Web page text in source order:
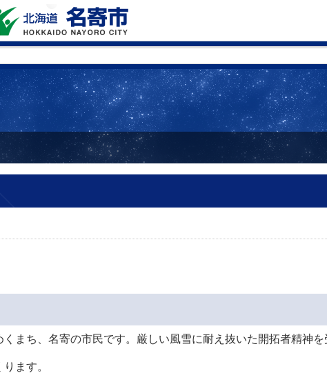
まち、名寄の市民です。厳しい風雪に耐え抜いた開拓者精神
ます。